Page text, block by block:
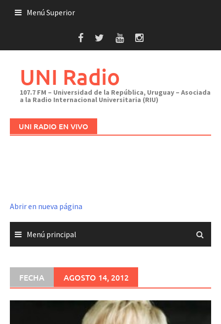
Menú Superior
UNI Radio
107.7 FM – Universidad de la República, Uruguay – Asociada
a la Radio Internacional Universitaria (RIU)
UNI RADIO EN VIVO
Abrir en nueva página
Menú principal
FECHA AGOSTO 14, 2012